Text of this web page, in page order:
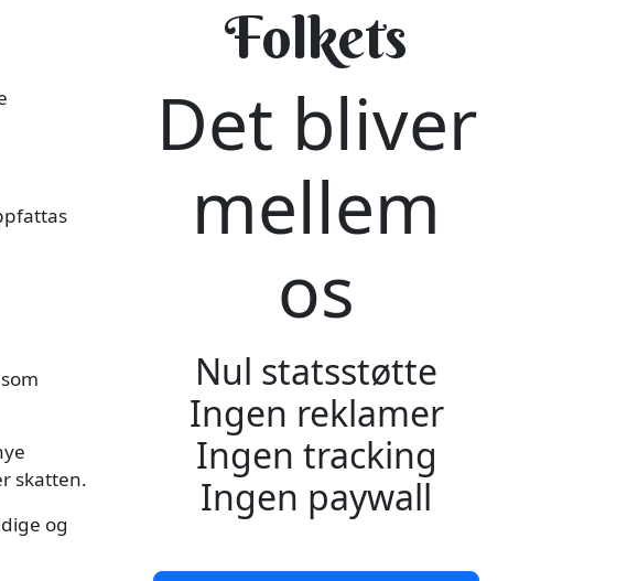
skatten.
og
Folkets
Det bliver
mellem
os
Nul statsstøtte
Ingen reklamer
Ingen tracking
Ingen paywall